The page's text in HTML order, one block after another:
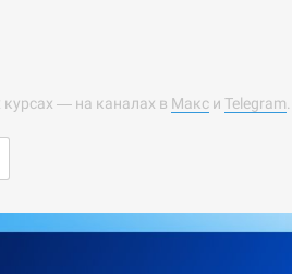
— на каналах в Макс и Telegram